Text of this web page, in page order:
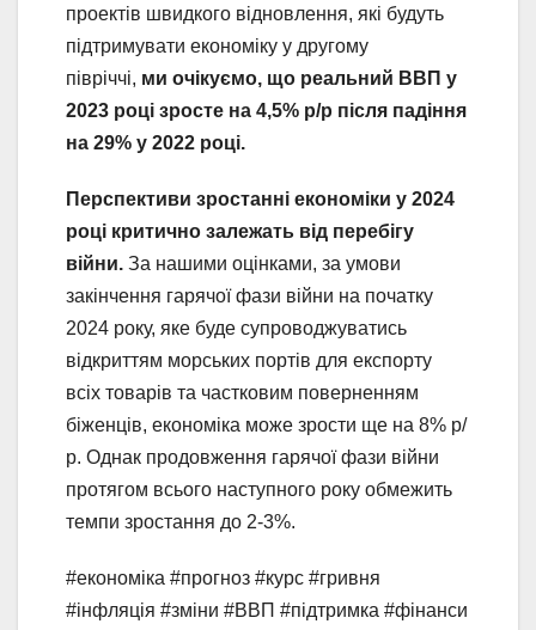
проектів швидкого відновлення, які будуть
підтримувати економіку у другому
півріччі, ми очікуємо, що реальний ВВП у
2023 році зросте на 4,5% р/р після падіння
на 29% у 2022 році.
Перспективи зростанні економіки у 2024
році критично залежать від перебігу
війни. За нашими оцінками, за умови
закінчення гарячої фази війни на початку
2024 року, яке буде супроводжуватись
відкриттям морських портів для експорту
всіх товарів та частковим поверненням
біженців, економіка може зрости ще на 8% р/
р. Однак продовження гарячої фази війни
протягом всього наступного року обмежить
темпи зростання до 2-3%.
#економіка #прогноз #курс #гривня
#інфляція #зміни #ВВП #підтримка #фінанси